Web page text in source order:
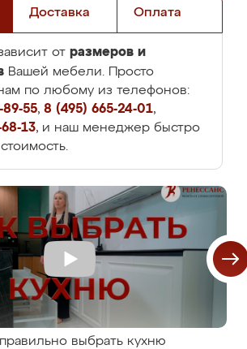
Доставка Оплата
от размеров и
Вашей мебели. Просто
по любому из телефонов:
55, 8 (495) 665-24-01,
13, и наш менеджер быстро
выбрать кухню